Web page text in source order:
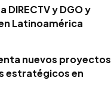
DIRECTV y DGO y
Latinoamérica
nuevos proyectos
estratégicos en